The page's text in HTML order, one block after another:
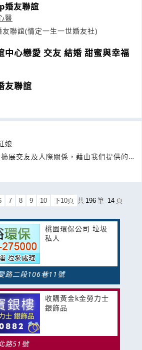
婚友聯誼
醫
聯誼(情定一生一世婚友社)
中心戀愛 交友 結婚 甜蜜與幸福
友聯誼
娘
展交友及人際關係，藉由我們提供的多
7 8 9 10 下10頁 共 196 筆 14 頁
桃園環保公司 垃圾
私人
路二段106巷11號
收購黃金k金勞力士
銀飾品
路51號